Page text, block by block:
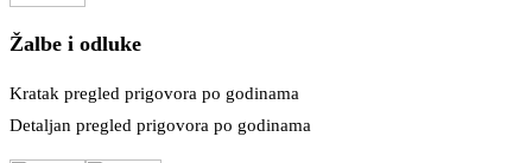
Žalbe i odluke
Kratak pregled prigovora po godinama
Detaljan pregled prigovora po godinama